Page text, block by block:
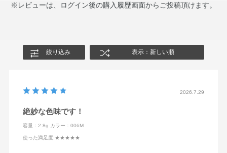
※レビューは、ログイン後の購入履歴画面からご投稿頂けます。
絞り込み 表示：新しい順
2026.7.29
絶妙な色味です！
容量：2.8g カラー：006M
使った満足度:★★★★★